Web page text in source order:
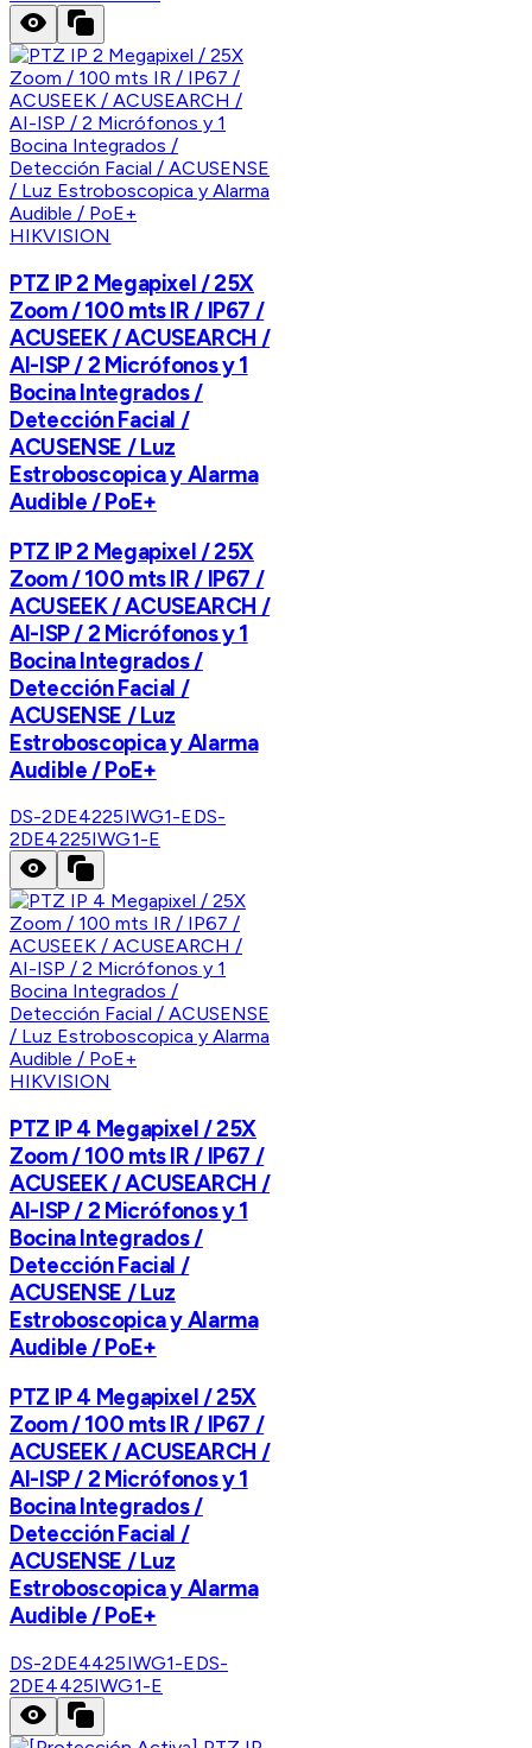
HIKVISION
PTZ IP 2 Megapixel / 25X
Zoom / 100 mts IR / IP67 /
ACUSEEK / ACUSEARCH /
AI-ISP / 2 Micrófonos y 1
Bocina Integrados /
Detección Facial /
ACUSENSE / Luz
Estroboscopica y Alarma
Audible / PoE+
PTZ IP 2 Megapixel / 25X
Zoom / 100 mts IR / IP67 /
ACUSEEK / ACUSEARCH /
AI-ISP / 2 Micrófonos y 1
Bocina Integrados /
Detección Facial /
ACUSENSE / Luz
Estroboscopica y Alarma
Audible / PoE+
DS-2DE4225IWG1-EDS-
2DE4225IWG1-E
HIKVISION
PTZ IP 4 Megapixel / 25X
Zoom / 100 mts IR / IP67 /
ACUSEEK / ACUSEARCH /
AI-ISP / 2 Micrófonos y 1
Bocina Integrados /
Detección Facial /
ACUSENSE / Luz
Estroboscopica y Alarma
Audible / PoE+
PTZ IP 4 Megapixel / 25X
Zoom / 100 mts IR / IP67 /
ACUSEEK / ACUSEARCH /
AI-ISP / 2 Micrófonos y 1
Bocina Integrados /
Detección Facial /
ACUSENSE / Luz
Estroboscopica y Alarma
Audible / PoE+
DS-2DE4425IWG1-EDS-
2DE4425IWG1-E